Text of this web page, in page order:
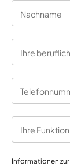
Nachname
Ihre
Ihre
Informationen